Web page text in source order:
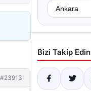
#23913
Bizi Takip Edin